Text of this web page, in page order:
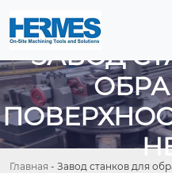
ЗАВОД
Главная - Завод станков для